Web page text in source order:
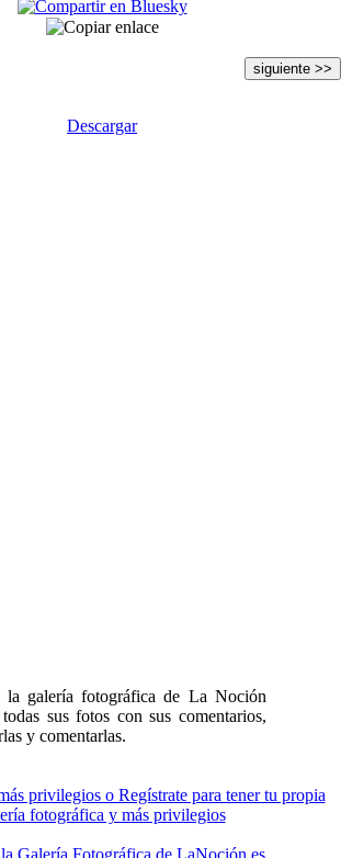
siguiente >>
Descargar
la galería fotográfica de La Noción
sus fotos con sus comentarios,
y comentarlas.
privilegios o Regístrate para tener tu propia
fotográfica y más privilegios